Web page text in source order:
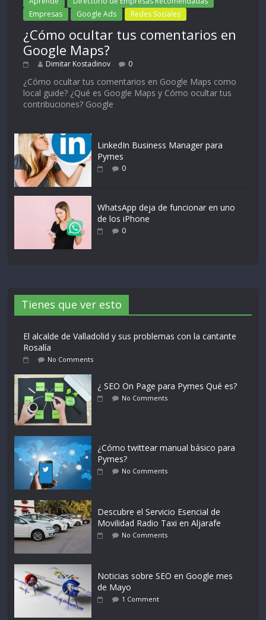
Empresas
Google Ads Redes Sociales
¿Cómo ocultar tus comentarios en
Google Maps?
Dimitar Kostadinov 0
¿Cómo ocultar tus comentarios en Google Maps como
local guide? ¿Qué es Google Maps y Cómo ocultar tus
contribuciones? Google
LinkedIn Business Manager para
Pymes
0
WhatsApp deja de funcionar en uno
de los iPhone
0
Tienes que ver esto
El alcalde de Valladolid y sus problemas con la cantante
Rosalía
No Comments
¿ SEO On Page para Pymes Qué es?
No Comments
¿Cómo twittear manual básico para
Pymes?
No Comments
Descubre el Servicio Esencial de
Movilidad Radio Taxi en Aljarafe
No Comments
Noticias sobre SEO en Google mes
de Mayo
1 Comment